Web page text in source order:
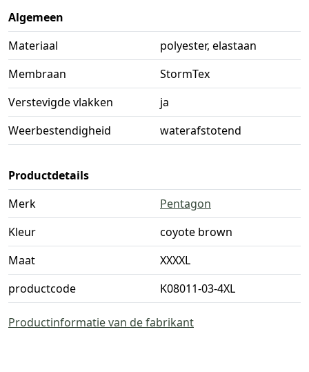
Algemeen
Materiaal
polyester, elastaan
Membraan
StormTex
Verstevigde vlakken
ja
Weerbestendigheid
waterafstotend
Productdetails
Merk
Pentagon
Kleur
coyote brown
Maat
XXXXL
productcode
K08011-03-4XL
Productinformatie van de fabrikant